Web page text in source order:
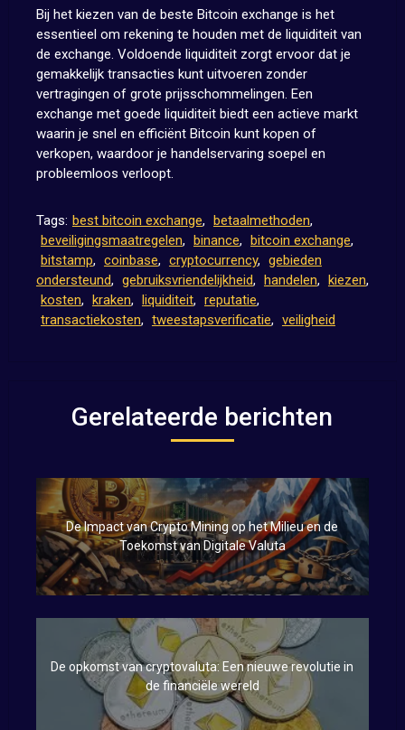
Bij het kiezen van de beste Bitcoin exchange is het
essentieel om rekening te houden met de liquiditeit van
de exchange. Voldoende liquiditeit zorgt ervoor dat je
gemakkelijk transacties kunt uitvoeren zonder
vertragingen of grote prijsschommelingen. Een
exchange met goede liquiditeit biedt een actieve markt
waarin je snel en efficiënt Bitcoin kunt kopen of
verkopen, waardoor je handelservaring soepel en
probleemloos verloopt.
Tags: best bitcoin exchange, betaalmethoden,
beveiligingsmaatregelen, binance, bitcoin exchange,
bitstamp, coinbase, cryptocurrency, gebieden
ondersteund, gebruiksvriendelijkheid, handelen, kiezen,
kosten, kraken, liquiditeit, reputatie,
transactiekosten, tweestapsverificatie, veiligheid
Gerelateerde berichten
De Impact van Crypto Mining op het Milieu en de
Toekomst van Digitale Valuta
De opkomst van cryptovaluta: Een nieuwe revolutie in
de financiële wereld